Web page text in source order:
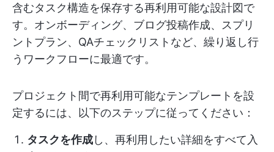
含むタスク構造を保存する再利用可能な設計図で
す。オンボーディング、ブログ投稿作成、スプリ
ントプラン、QAチェックリストなど、繰り返し行
うワークフローに最適です。
プロジェクト間で再利用可能なテンプレートを設
定するには、以下のステップに従ってください：
タスクを作成し、再利用したい詳細をすべて入